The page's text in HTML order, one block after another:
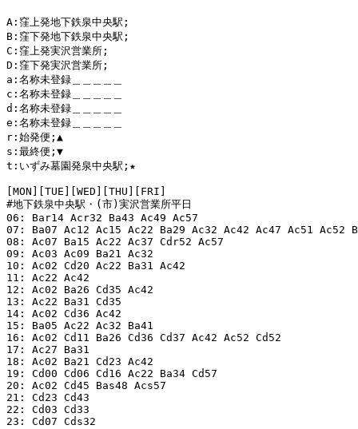
A:窪上発地下鉄泉中央駅;
B:窪下発地下鉄泉中央駅;
C:窪上発実沢営業所;
D:窪下発実沢営業所;
a:名称未登録＿＿＿＿＿
c:名称未登録＿＿＿＿＿
d:名称未登録＿＿＿＿＿
e:名称未登録＿＿＿＿＿
r:始発便;▲
s:最終便;▼
t:いずみ墓園発泉中央駅;★
[MON][TUE][WED][THU][FRI]
#地下鉄泉中央駅・(市)実沢営業所平日
06: Bar14 Acr32 Ba43 Ac49 Ac57
07: Ba07 Ac12 Ac15 Ac22 Ba29 Ac32 Ac42 Ac47 Ac51 Ac52
08: Ac07 Ba15 Ac22 Ac37 Cdr52 Ac57
09: Ac03 Ac09 Ba21 Ac32
10: Ac02 Cd20 Ac22 Ba31 Ac42
11: Ac22 Ac42
12: Ac02 Ba26 Cd35 Ac42
13: Ac22 Ba31 Cd35
14: Ac02 Cd36 Ac42
15: Ba05 Ac22 Ac32 Ba41
16: Ac02 Cd11 Ba26 Cd36 Cd37 Ac42 Ac52 Cd52
17: Ac27 Ba31
18: Ac02 Ba21 Cd23 Ac42
19: Cd00 Cd06 Cd16 Ac22 Ba34 Cd57
20: Ac02 Cd45 Bas48 Acs57
21: Cd23 Cd43
22: Cd03 Cd33
23: Cd07 Cds32